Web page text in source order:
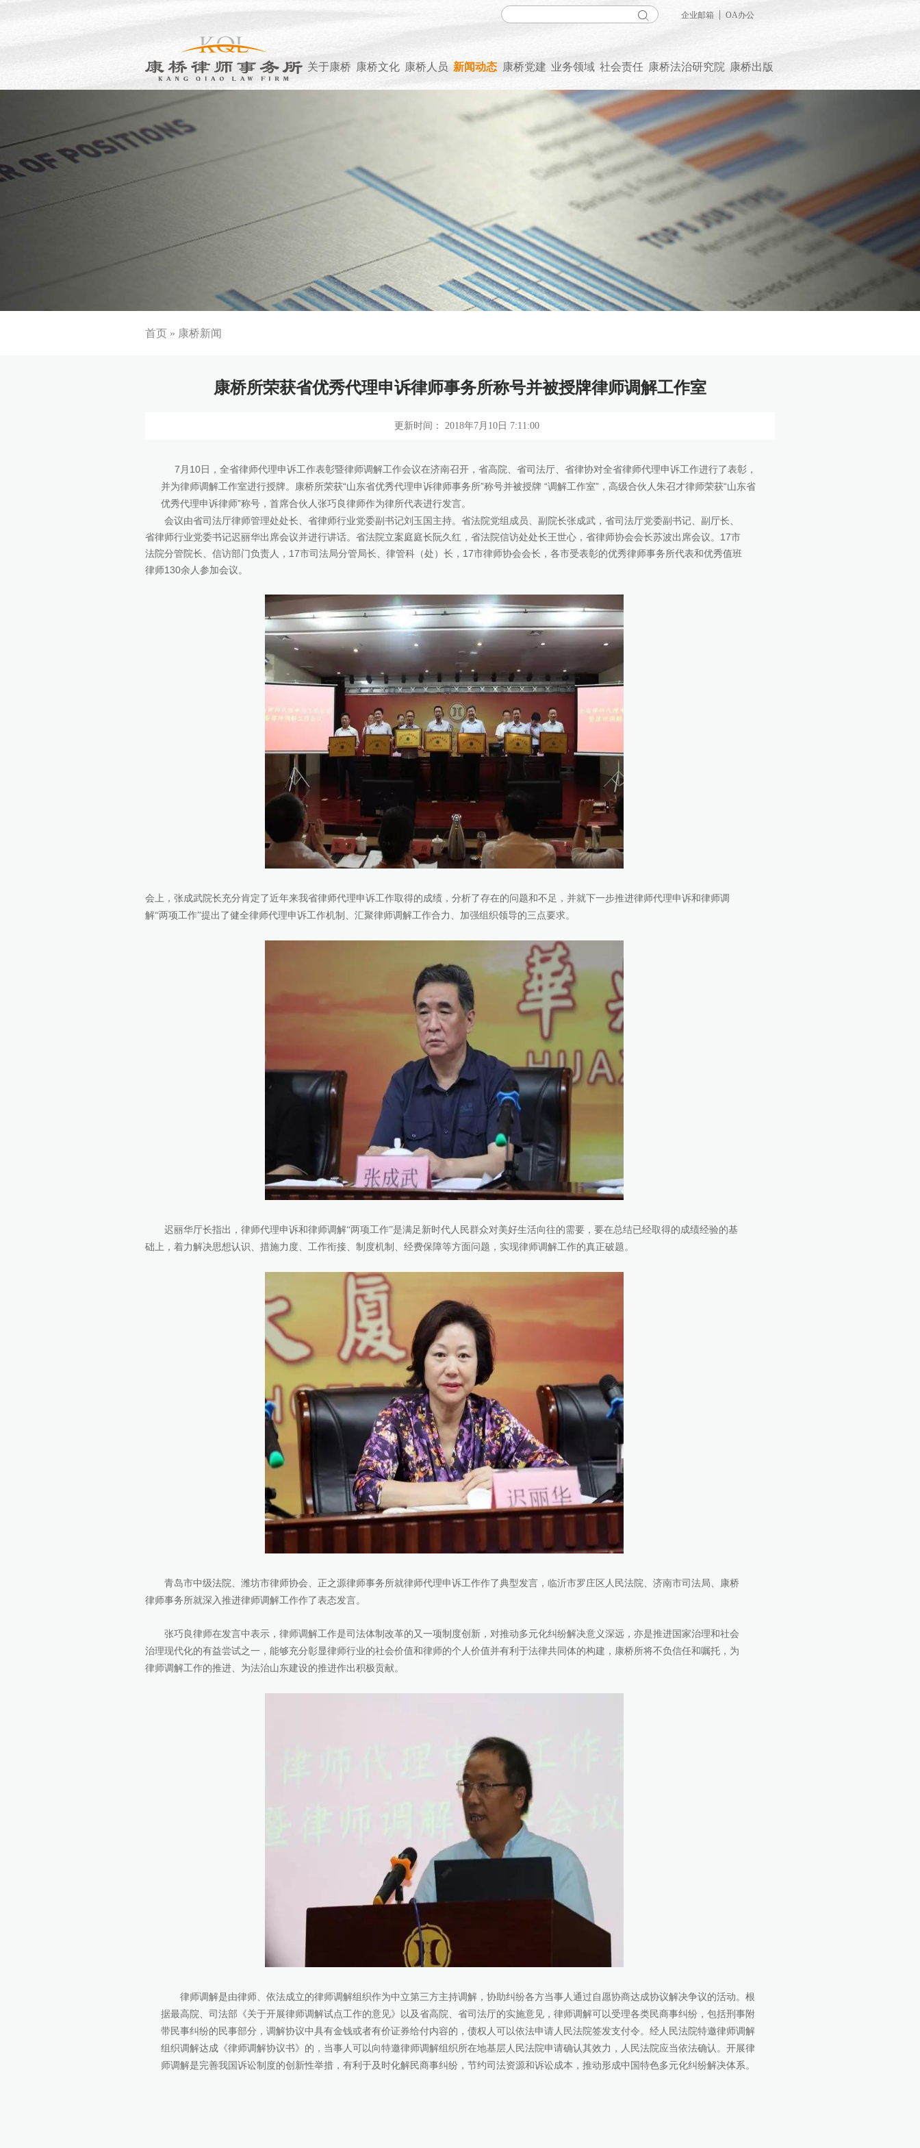
企业邮箱 | OA办公
关于康桥 康桥文化 康桥人员 新闻动态 康桥党建 业务领域 社会责任 康桥法治研究院 康桥出版
首页 » 康桥新闻
康桥所荣获省优秀代理申诉律师事务所称号并被授牌律师调解工作室
更新时间： 2018年7月10日 7:11:00
7月10日，全省律师代理申诉工作表彰暨律师调解工作会议在济南召开，省高院、省司法厅、省律协对全省律师代理申诉工作进行了表彰，
并为律师调解工作室进行授牌。康桥所荣获“山东省优秀代理申诉律师事务所”称号并被授牌 “调解工作室”，高级合伙人朱召才律师荣获“山东省
优秀代理申诉律师”称号，首席合伙人张巧良律师作为律所代表进行发言。
会议由省司法厅律师管理处处长、省律师行业党委副书记刘玉国主持。省法院党组成员、副院长张成武，省司法厅党委副书记、副厅长、
省律师行业党委书记迟丽华出席会议并进行讲话。省法院立案庭庭长阮久红，省法院信访处处长王世心，省律师协会会长苏波出席会议。17市
法院分管院长、信访部门负责人，17市司法局分管局长、律管科（处）长，17市律师协会会长，各市受表彰的优秀律师事务所代表和优秀值班
律师130余人参加会议。
会上，张成武院长充分肯定了近年来我省律师代理申诉工作取得的成绩，分析了存在的问题和不足，并就下一步推进律师代理申诉和律师调
解“两项工作”提出了健全律师代理申诉工作机制、汇聚律师调解工作合力、加强组织领导的三点要求。
迟丽华厅长指出，律师代理申诉和律师调解“两项工作”是满足新时代人民群众对美好生活向往的需要，要在总结已经取得的成绩经验的基
础上，着力解决思想认识、措施力度、工作衔接、制度机制、经费保障等方面问题，实现律师调解工作的真正破题。
青岛市中级法院、潍坊市律师协会、正之源律师事务所就律师代理申诉工作作了典型发言，临沂市罗庄区人民法院、济南市司法局、康桥
律师事务所就深入推进律师调解工作作了表态发言。
张巧良律师在发言中表示，律师调解工作是司法体制改革的又一项制度创新，对推动多元化纠纷解决意义深远，亦是推进国家治理和社会
治理现代化的有益尝试之一，能够充分彰显律师行业的社会价值和律师的个人价值并有利于法律共同体的构建，康桥所将不负信任和嘱托，为
律师调解工作的推进、为法治山东建设的推进作出积极贡献。
律师调解是由律师、依法成立的律师调解组织作为中立第三方主持调解，协助纠纷各方当事人通过自愿协商达成协议解决争议的活动。根
据最高院、司法部《关于开展律师调解试点工作的意见》以及省高院、省司法厅的实施意见，律师调解可以受理各类民商事纠纷，包括刑事附
带民事纠纷的民事部分，调解协议中具有金钱或者有价证券给付内容的，债权人可以依法申请人民法院签发支付令。经人民法院特邀律师调解
组织调解达成《律师调解协议书》的，当事人可以向特邀律师调解组织所在地基层人民法院申请确认其效力，人民法院应当依法确认。开展律
师调解是完善我国诉讼制度的创新性举措，有利于及时化解民商事纠纷，节约司法资源和诉讼成本，推动形成中国特色多元化纠纷解决体系。